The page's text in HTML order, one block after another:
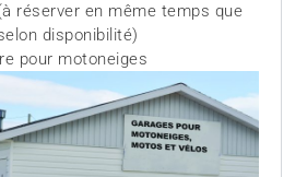
réserver en même temps que
disponibilité)
pour motoneiges